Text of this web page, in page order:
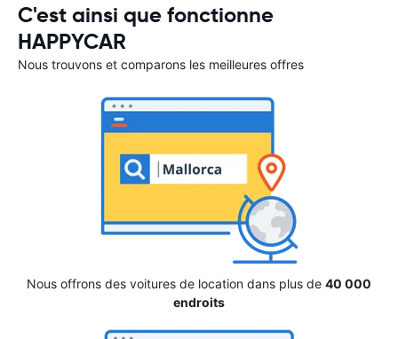
C'est ainsi que fonctionne
HAPPYCAR
Nous trouvons et comparons les meilleures offres
Nous offrons des voitures de location dans plus de 40 000
endroits